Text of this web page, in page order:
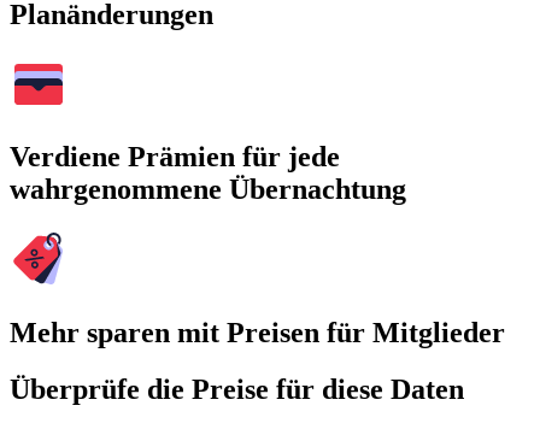
Planänderungen
Verdiene Prämien für jede
wahrgenommene Übernachtung
Mehr sparen mit Preisen für Mitglieder
Überprüfe die Preise für diese Daten